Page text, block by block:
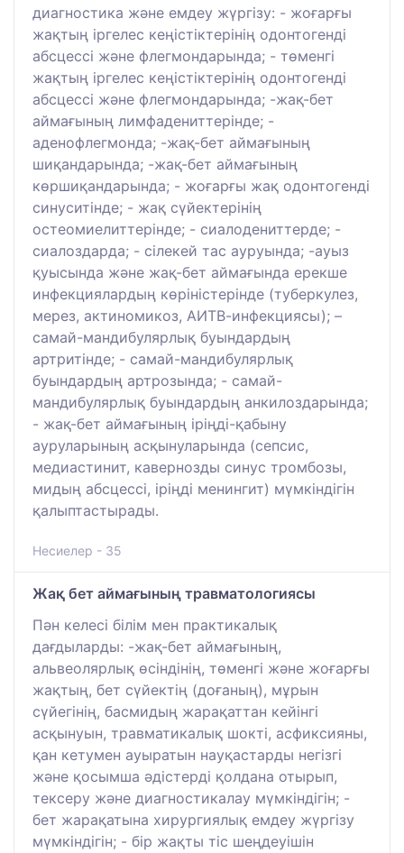
диагностика және емдеу жүргізу: - жоғарғы
жақтың іргелес кеңістіктерінің одонтогенді
абсцессі және флегмондарында; - төменгі
жақтың іргелес кеңістіктерінің одонтогенді
абсцессі және флегмондарында; -жақ-бет
аймағының лимфадениттерінде; -
аденофлегмонда; -жақ-бет аймағының
шиқандарында; -жақ-бет аймағының
көршиқандарында; - жоғарғы жақ одонтогенді
синуситінде; - жақ сүйектерінің
остеомиелиттерінде; - сиалодениттерде; -
сиалоздарда; - сілекей тас ауруында; -ауыз
қуысында және жақ-бет аймағында ерекше
инфекциялардың көріністерінде (туберкулез,
мерез, актиномикоз, АИТВ-инфекциясы); –
самай-мандибулярлық буындардың
артритінде; - самай-мандибулярлық
буындардың артрозында; - самай-
мандибулярлық буындардың анкилоздарында;
- жақ-бет аймағының іріңді-қабыну
ауруларының асқынуларында (сепсис,
медиастинит, кавернозды синус тромбозы,
мидың абсцессі, іріңді менингит) мүмкіндігін
қалыптастырады.
Несиелер - 35
Жақ бет аймағының травматологиясы
Пән келесі білім мен практикалық
дағдыларды: -жақ-бет аймағының,
альвеолярлық өсіндінің, төменгі және жоғарғы
жақтың, бет сүйектің (доғаның), мұрын
сүйегінің, басмидың жарақаттан кейінгі
асқынуын, травматикалық шокті, асфиксияны,
қан кетумен ауыратын науқастарды негізгі
және қосымша әдістерді қолдана отырып,
тексеру және диагностикалау мүмкіндігін; -
бет жарақатына хирургиялық емдеу жүргізу
мүмкіндігін; - бір жақты тіс шеңдеуішін